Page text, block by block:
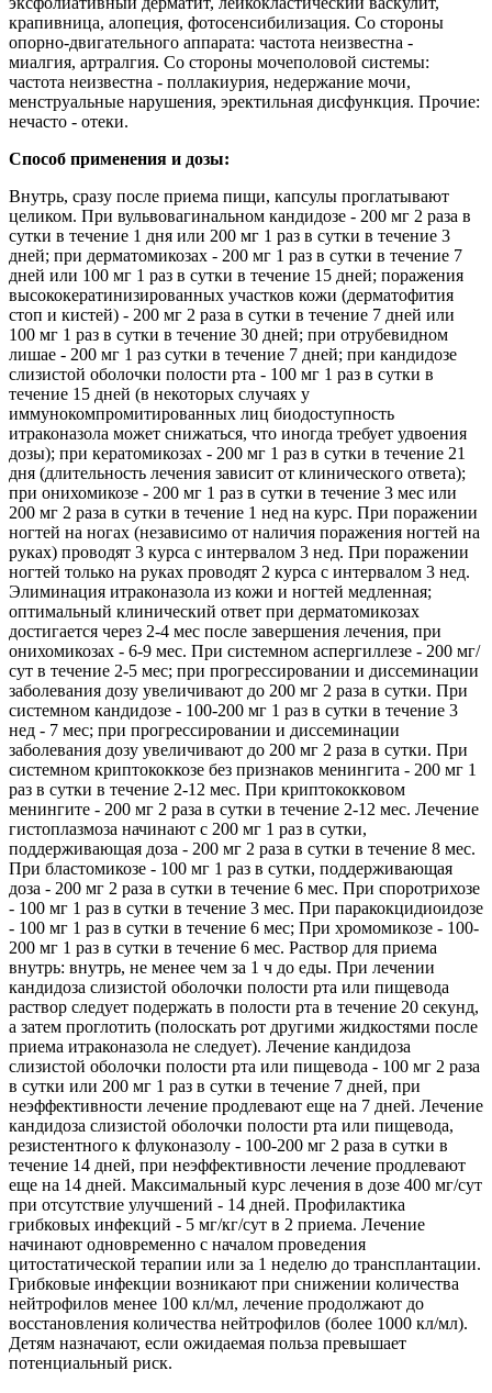
крапивница, алопеция, фотосенсибилизация. Со стороны
опорно-двигательного аппарата: частота неизвестна -
миалгия, артралгия. Со стороны мочеполовой системы:
частота неизвестна - поллакиурия, недержание мочи,
менструальные нарушения, эректильная дисфункция. Прочие:
нечасто - отеки.
Способ применения и дозы:
Внутрь, сразу после приема пищи, капсулы проглатывают
целиком. При вульвовагинальном кандидозе - 200 мг 2 раза в
сутки в течение 1 дня или 200 мг 1 раз в сутки в течение 3
дней; при дерматомикозах - 200 мг 1 раз в сутки в течение 7
дней или 100 мг 1 раз в сутки в течение 15 дней; поражения
высококератинизированных участков кожи (дерматофития
стоп и кистей) - 200 мг 2 раза в сутки в течение 7 дней или
100 мг 1 раз в сутки в течение 30 дней; при отрубевидном
лишае - 200 мг 1 раз сутки в течение 7 дней; при кандидозе
слизистой оболочки полости рта - 100 мг 1 раз в сутки в
течение 15 дней (в некоторых случаях у
иммунокомпромитированных лиц биодоступность
итраконазола может снижаться, что иногда требует удвоения
дозы); при кератомикозах - 200 мг 1 раз в сутки в течение 21
дня (длительность лечения зависит от клинического ответа);
при онихомикозе - 200 мг 1 раз в сутки в течение 3 мес или
200 мг 2 раза в сутки в течение 1 нед на курс. При поражении
ногтей на ногах (независимо от наличия поражения ногтей на
руках) проводят 3 курса с интервалом 3 нед. При поражении
ногтей только на руках проводят 2 курса с интервалом 3 нед.
Элиминация итраконазола из кожи и ногтей медленная;
оптимальный клинический ответ при дерматомикозах
достигается через 2-4 мес после завершения лечения, при
онихомикозах - 6-9 мес. При системном аспергиллезе - 200 мг/
сут в течение 2-5 мес; при прогрессировании и диссеминации
заболевания дозу увеличивают до 200 мг 2 раза в сутки. При
системном кандидозе - 100-200 мг 1 раз в сутки в течение 3
нед - 7 мес; при прогрессировании и диссеминации
заболевания дозу увеличивают до 200 мг 2 раза в сутки. При
системном криптококкозе без признаков менингита - 200 мг 1
раз в сутки в течение 2-12 мес. При криптококковом
менингите - 200 мг 2 раза в сутки в течение 2-12 мес. Лечение
гистоплазмоза начинают с 200 мг 1 раз в сутки,
поддерживающая доза - 200 мг 2 раза в сутки в течение 8 мес.
При бластомикозе - 100 мг 1 раз в сутки, поддерживающая
доза - 200 мг 2 раза в сутки в течение 6 мес. При споротрихозе
- 100 мг 1 раз в сутки в течение 3 мес. При паракокцидиоидозе
- 100 мг 1 раз в сутки в течение 6 мес; При хромомикозе - 100-
200 мг 1 раз в сутки в течение 6 мес. Раствор для приема
внутрь: внутрь, не менее чем за 1 ч до еды. При лечении
кандидоза слизистой оболочки полости рта или пищевода
раствор следует подержать в полости рта в течение 20 секунд,
а затем проглотить (полоскать рот другими жидкостями после
приема итраконазола не следует). Лечение кандидоза
слизистой оболочки полости рта или пищевода - 100 мг 2 раза
в сутки или 200 мг 1 раз в сутки в течение 7 дней, при
неэффективности лечение продлевают еще на 7 дней. Лечение
кандидоза слизистой оболочки полости рта или пищевода,
резистентного к флуконазолу - 100-200 мг 2 раза в сутки в
течение 14 дней, при неэффективности лечение продлевают
еще на 14 дней. Максимальный курс лечения в дозе 400 мг/сут
при отсутствие улучшений - 14 дней. Профилактика
грибковых инфекций - 5 мг/кг/сут в 2 приема. Лечение
начинают одновременно с началом проведения
цитостатической терапии или за 1 неделю до трансплантации.
Грибковые инфекции возникают при снижении количества
нейтрофилов менее 100 кл/мл, лечение продолжают до
восстановления количества нейтрофилов (более 1000 кл/мл).
Детям назначают, если ожидаемая польза превышает
потенциальный риск.